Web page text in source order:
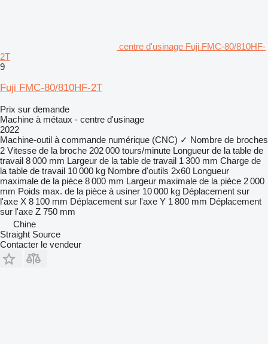
centre d'usinage Fuji FMC-80/810HF-
2T
9
Fuji FMC-80/810HF-2T
Prix sur demande
Machine à métaux - centre d'usinage
2022
Machine-outil à commande numérique (CNC) ✓ Nombre de broches
2 Vitesse de la broche 202 000 tours/minute Longueur de la table de
travail 8 000 mm Largeur de la table de travail 1 300 mm Charge de
la table de travail 10 000 kg Nombre d'outils 2x60 Longueur
maximale de la pièce 8 000 mm Largeur maximale de la pièce 2 000
mm Poids max. de la pièce à usiner 10 000 kg Déplacement sur
l'axe X 8 100 mm Déplacement sur l'axe Y 1 800 mm Déplacement
sur l'axe Z 750 mm
Chine
Straight Source
Contacter le vendeur